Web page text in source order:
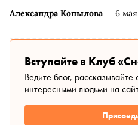
Александра Копылова 6
Вступайте в Клуб
Ведите блог, рассказывайте
интересными людьми на